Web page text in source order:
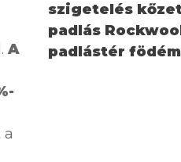
A
szigetelés
padlás
padlástér födém